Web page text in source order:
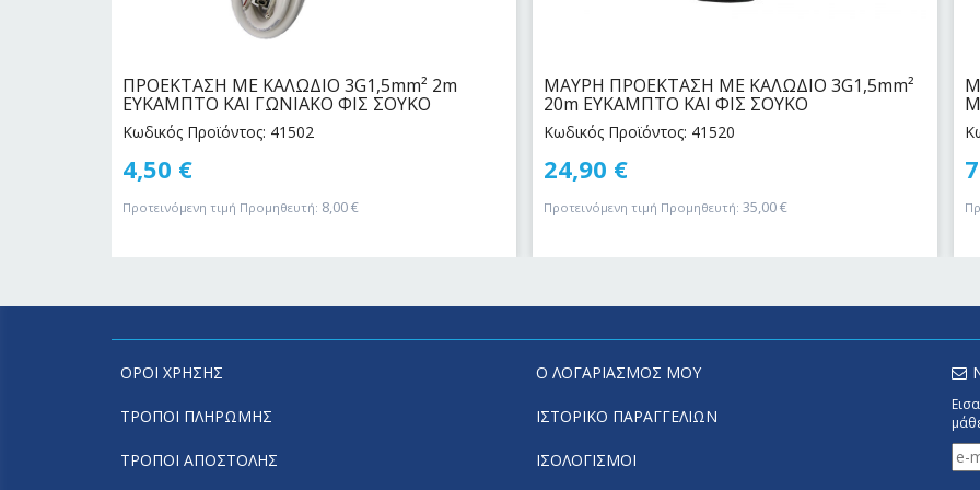
ΠΡΟΕΚΤΑΣΗ ΜΕ ΚΑΛΩΔΙΟ 3G1,5mm² 2m
ΕΥΚΑΜΠΤΟ ΚΑΙ ΓΩΝΙΑΚΟ ΦΙΣ ΣΟΥΚΟ
Κωδικός Προϊόντος: 41502
4,50 €
Προτεινόμενη τιμή Προμηθευτή: 8,00€
ΜΑΥΡΗ ΠΡΟΕΚΤΑΣΗ ΜΕ ΚΑΛΩΔΙΟ 3G1,5mm²
20m ΕΥΚΑΜΠΤΟ ΚΑΙ ΦΙΣ ΣΟΥΚΟ
Κωδικός Προϊόντος: 41520
24,90 €
Προτεινόμενη τιμή Προμηθευτή: 35,00€
ΟΡΟΙ ΧΡΗΣΗΣ
ΤΡΟΠΟΙ ΠΛΗΡΩΜΗΣ
ΤΡΟΠΟΙ ΑΠΟΣΤΟΛΗΣ
Ο ΛΟΓΑΡΙΑΣΜΟΣ ΜΟΥ
ΙΣΤΟΡΙΚΟ ΠΑΡΑΓΓΕΛΙΩΝ
ΙΣΟΛΟΓΙΣΜΟΙ